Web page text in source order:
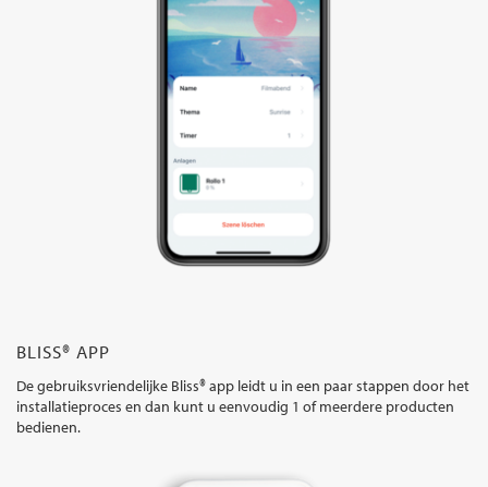
BLISS® APP
De gebruiksvriendelijke Bliss® app leidt u in een paar stappen door het
installatieproces en dan kunt u eenvoudig 1 of meerdere producten
bedienen.